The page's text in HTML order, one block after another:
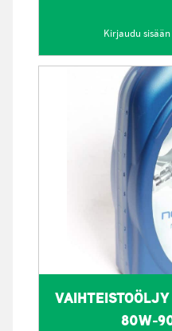
Kirjaudu
80W-